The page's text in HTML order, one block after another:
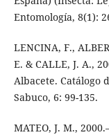
Entomología, 8(1):
LENCINA, F.,
E. & CALLE, J. A.,
Albacete. Catálogo
Sabuco, 6: 99-135.
MATEO, J. M.,